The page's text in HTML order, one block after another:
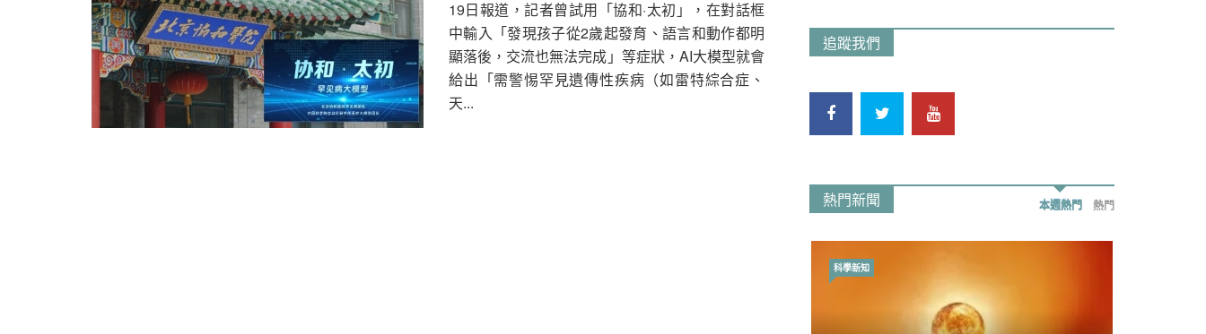
19日報道，記者曾試用「協和·太初」，在對話框
中輸入「發現孩子從2歲起發育、語言和動作都明
顯落後，交流也無法完成」等症狀，AI大模型就會
給出「需警惕罕見遺傳性疾病（如雷特綜合症、
天...
追蹤我們
熱門新聞 本週熱門 熱門
科學新知
時事政治